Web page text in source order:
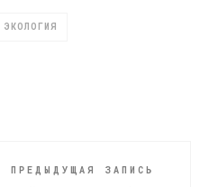
ЭКОЛОГИЯ
ПРЕДЫДУЩАЯ ЗАПИСЬ